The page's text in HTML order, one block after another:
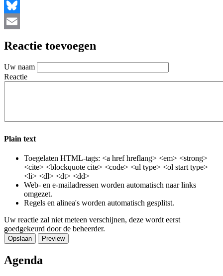
Facebook
Bluesky
Reactie toevoegen
Uw naam
Reactie
Plain text
Toegelaten HTML-tags: <a href hreflang> <em> <strong>
<cite> <blockquote cite> <code> <ul type> <ol start type>
<li> <dl> <dt> <dd>
Web- en e-mailadressen worden automatisch naar links
omgezet.
Regels en alinea's worden automatisch gesplitst.
Uw reactie zal niet meteen verschijnen, deze wordt eerst
goedgekeurd door de beheerder.
Agenda